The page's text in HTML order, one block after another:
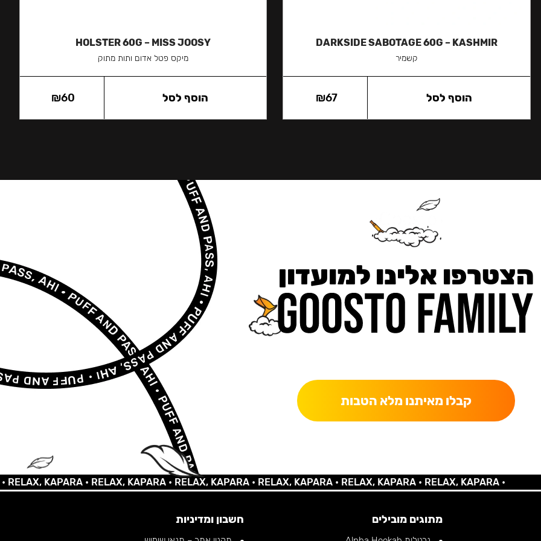
DARKSIDE SABOTAGE 60G – KASHMIR
קשמיר
₪67 הוסף לסל
HOLSTER 60G – MISS JOOSY
מיקס פטל אדום ותות מתוק
₪60 הוסף לסל
הצטרפו אלינו למועדון
קבלו מאיתנו מלא הטבות
KAPARA •RELAX, KAPARA •RELAX, KAPARA •RELAX, KAPARA •RELAX, KAPARA •RELAX, KAPARA •
מתוגים מובילים חשבון ומדיניות